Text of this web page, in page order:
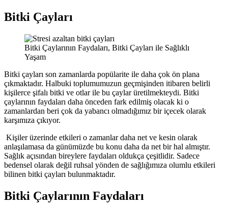
Bitki Çayları
Bitki Çaylarının Faydaları, Bitki Çayları ile Sağlıklı
Yaşam
Bitki çayları son zamanlarda popülarite ile daha çok ön plana
çıkmaktadır. Halbuki toplumumuzun geçmişinden itibaren belirli
kişilerce şifalı bitki ve otlar ile bu çaylar üretilmekteydi. Bitki
çaylarının faydaları daha önceden fark edilmiş olacak ki o
zamanlardan beri çok da yabancı olmadığımız bir içecek olarak
karşımıza çıkıyor.
Kişiler üzerinde etkileri o zamanlar daha net ve kesin olarak
anlaşılamasa da günümüzde bu konu daha da net bir hal almıştır.
Sağlık açısından bireylere faydaları oldukça çeşitlidir. Sadece
bedensel olarak değil ruhsal yönden de sağlığımıza olumlu etkileri
bilinen bitki çayları bulunmaktadır.
Bitki Çaylarının Faydaları